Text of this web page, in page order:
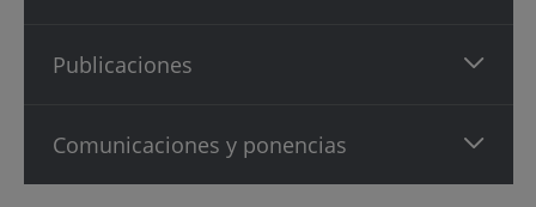
Publicaciones
Comunicaciones y ponencias